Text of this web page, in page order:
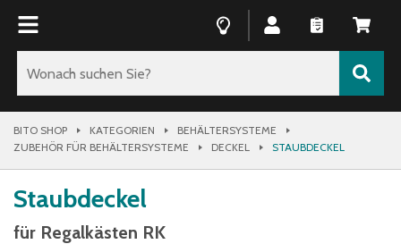
BITO SHOP KATEGORIEN
BEHÄLTERSYSTEME
ZUBEHÖR FÜR BEHÄLTERSYSTEME
DECKEL STAUBDECKEL
Staubdeckel
für Regalkästen RK